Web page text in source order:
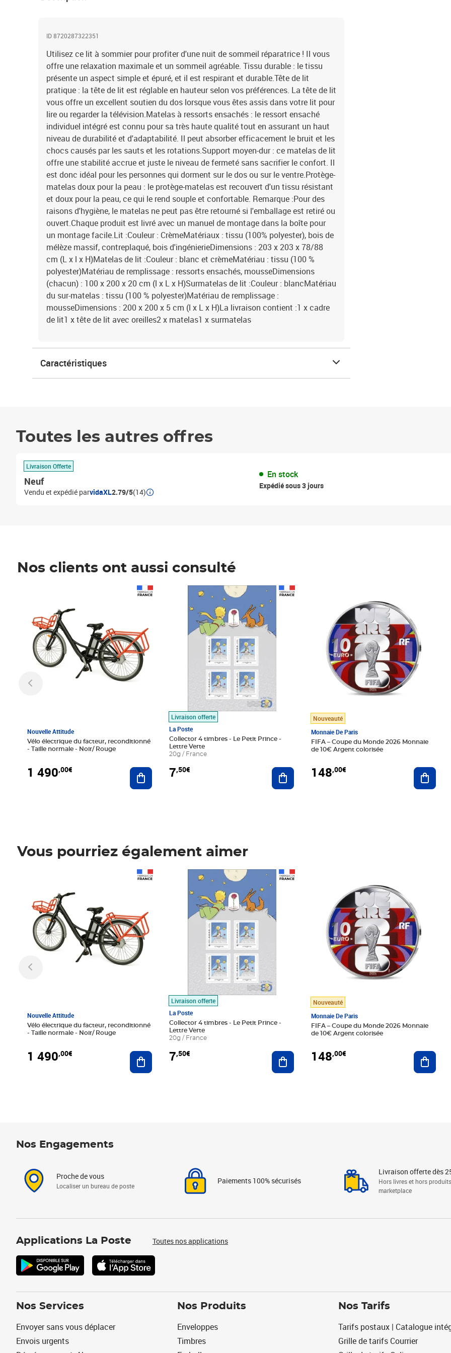
ID 8720287322351
Utilisez ce lit à sommier pour profiter d'une nuit de sommeil réparatrice ! Il vous
offre une relaxation maximale et un sommeil agréable. Tissu durable : le tissu
présente un aspect simple et épuré, et il est respirant et durable.Tête de lit
pratique : la tête de lit est réglable en hauteur selon vos préférences. La tête de lit
vous offre un excellent soutien du dos lorsque vous êtes assis dans votre lit pour
lire ou regarder la télévision.Matelas à ressorts ensachés : le ressort ensaché
individuel intégré est connu pour sa très haute qualité tout en assurant un haut
niveau de durabilité et d'adaptabilité. Il peut absorber efficacement le bruit et les
chocs causés par les sauts et les rotations.Support moyen-dur : ce matelas de lit
offre une stabilité accrue et juste le niveau de fermeté sans sacrifier le confort. Il
est donc idéal pour les personnes qui dorment sur le dos ou sur le ventre.Protège-
matelas doux pour la peau : le protège-matelas est recouvert d'un tissu résistant
et doux pour la peau, ce qui le rend souple et confortable. Remarque :Pour des
raisons d'hygiène, le matelas ne peut pas être retourné si l'emballage est retiré ou
ouvert.Chaque produit est livré avec un manuel de montage dans la boîte pour
un montage facile.Lit :Couleur : CrèmeMatériaux : tissu (100% polyester), bois de
mélèze massif, contreplaqué, bois d'ingénierieDimensions : 203 x 203 x 78/88
cm (L x l x H)Matelas de lit :Couleur : blanc et crèmeMatériau : tissu (100 %
polyester)Matériau de remplissage : ressorts ensachés, mousseDimensions
(chacun) : 100 x 200 x 20 cm (l x L x H)Surmatelas de lit :Couleur : blancMatériau
du sur-matelas : tissu (100 % polyester)Matériau de remplissage :
mousseDimensions : 200 x 200 x 5 cm (l x L x H)La livraison contient :1 x cadre
de lit1 x tête de lit avec oreilles2 x matelas1 x surmatelas
Caractéristiques
Toutes les autres offres
Livraison Offerte
Neuf
Vendu et expédié parvidaXL2.79/5(14)
En stock
Expédié sous 3 jours
Nos clients ont aussi consulté
Nouvelle Attitude
Vélo électrique du facteur, reconditionné
- Taille normale - Noir/ Rouge
1 490,00€ Ajouter au panier
Livraison offerte
La Poste
Collector 4 timbres - Le Petit Prince -
Lettre Verte
20g / France
7,50€
Prix 7,50€
Ajouter au panier
Nouveauté
Monnaie De Paris
FIFA – Coupe du Monde 2026 Monnaie
de 10€ Argent colorisée
148,00€
Vous pourriez également aimer
Nouvelle Attitude
Vélo électrique du facteur, reconditionné
- Taille normale - Noir/ Rouge
1 490,00€ Ajouter au panier
Livraison offerte
La Poste
Collector 4 timbres - Le Petit Prince -
Lettre Verte
20g / France
7,50€
Prix 7,50€
Ajouter au panier
Nouveauté
Monnaie De Paris
FIFA – Coupe du Monde 2026 Monnaie
de 10€ Argent colorisée
148,00€
Nos Engagements
Proche de vous
Localiser un bureau de poste
Paiements 100% sécurisés
Livraison offerte dès
Hors livres et hors produits
marketplace
Applications La Poste Toutes nos applications
Nos Services
Envoyer sans vous déplacer
Envois urgents
Nos Produits
Enveloppes
Timbres
Nos Tarifs
Tarifs postaux | Catalogue
Grille de tarifs Courrier